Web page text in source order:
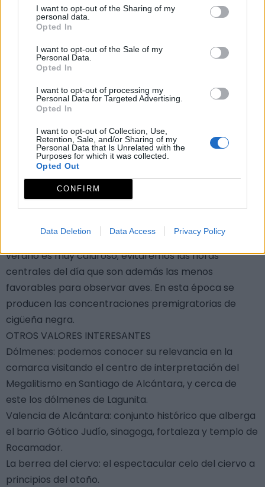
I want to opt-out of the Sharing of my
personal data.
Opted In
I want to opt-out of the Sale of my
Personal Data.
Opted In
I want to opt-out of processing my
Personal Data for Targeted Advertising.
Opted In
I want to opt-out of Collection, Use,
Retention, Sale, and/or Sharing of my
Personal Data that Is Unrelated with the
Purposes for which it was collected.
Opted Out
CONFIRM
Data Deletion Data Access Privacy Policy
los riscos de los Barreros (p.o. 05) donde existe una
gran colonia de buitre leonado y puede observarse
roquero solitario, avión roquero y con suerte águila
perdicera. Finalizamos la ruta subiendo también a pie
donde además de sus pinturas rupestres y las
espectaculares vistas de este territorio fronterizo, se
pueden observar las mismas especies que en el punto
anterior.
Fenología
Las características del parque hacen esta ruta
recomendable todo el año: en invierno
espectaculares bandos de palomas torcaces y en
primavera aves estivales como cigüeña negra,
alimoche, aguililla calzada, culebrera europea… El
verano es muy caluroso; evitaremos las horas
centrales del día que son además las menos
favorables para observar aves. En esta época se
producen las concentraciones premigratorias de
cigüeña negra.
OTROS VALORES INTERESANTES
Dólmenes: podemos conocer su relevancia en la
comarca visitando el centro de interpretación del
Megalitismo en Santiago de Alcántara, y cerca de
este los dólmenes de Lagunita.
Valencia de Alcántara: conjunto histórico que alberga
el barrio Gótico Judío, sinagoga, fortaleza y templo de
Rocamador.
La berrea del ciervo: el espectacular celo del ciervo a
principios del otoño.